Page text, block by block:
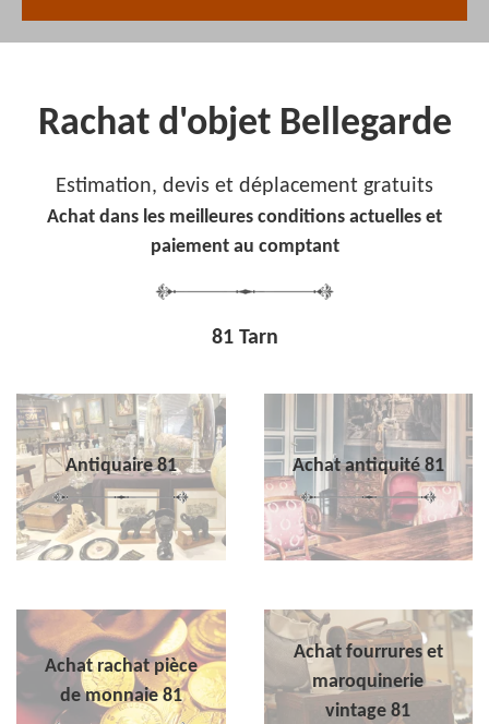
Rachat d'objet Bellegarde
Estimation, devis et déplacement gratuits
Achat dans les meilleures conditions actuelles et
paiement au comptant
81 Tarn
Antiquaire 81 Achat antiquité 81
Achat rachat pièce
de monnaie 81
Achat fourrures et
maroquinerie
vintage 81